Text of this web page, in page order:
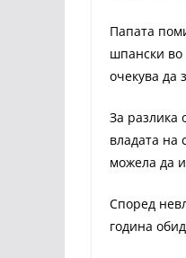
Папата
шпански во
очекува да
За разлика
владата на
можела да
Според
година